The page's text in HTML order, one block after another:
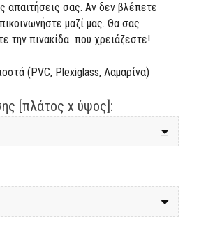
απαιτήσεις σας. Αν δεν βλέπετε
μαζί μας. Θα σας
την πινακίδα που χρειάζεστε!
(PVC, Plexiglass, Λαμαρίνα)
[πλάτος x ύψος]: